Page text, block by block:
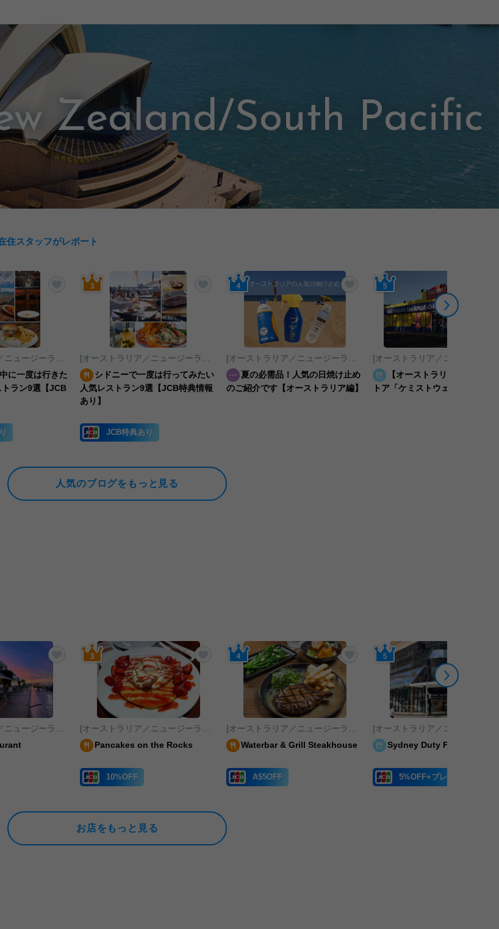
Zealand/South Pacific
住スタッフがレポート
に一度は行きた
トラン9選【JCB
お気に入りに追加する
シドニーで一度は行ってみたい
人気レストラン9選【JCB特典情報
あり】
JCB特典あり
お気に入りに追加する
夏の必需品！人気の日焼け止め
のご紹介です【オーストラリア編】
お気に入りに追加する
【オーストラリア】ドラッ
トア「ケミストウェアハウス」
人気のブログをもっと見る
お気に入りに追加する
Pancakes on the Rocks
10%OFF
お気に入りに追加する
Waterbar & Grill Steakhouse
A$5OFF
お気に入りに追加する
Sydney Duty Free
5%OFF+プレゼント
お店をもっと見る